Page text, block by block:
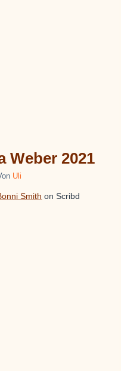
Weber 2021
Uli
Smith on Scribd